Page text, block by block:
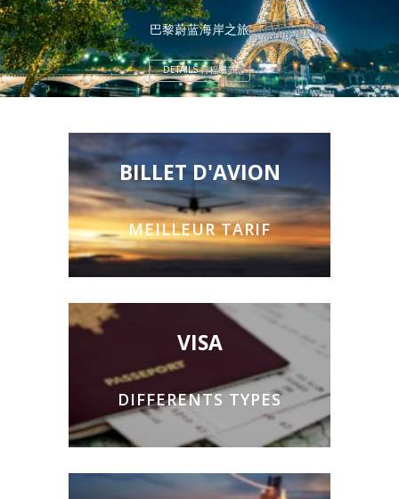
巴黎蔚蓝海岸之旅
DETAILS 行程细节
BILLET D'AVION
MEILLEUR TARIF
VISA
DIFFERENTS TYPES